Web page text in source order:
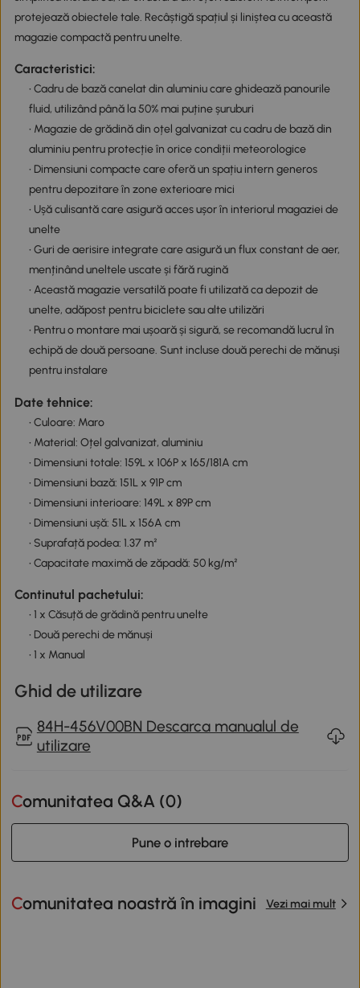
protejează obiectele tale. Recâștigă spațiul și liniștea cu această
magazie compactă pentru unelte.
Caracteristici:
• Cadru de bază canelat din aluminiu care ghidează panourile
fluid, utilizând până la 50% mai puține șuruburi
• Magazie de grădină din oțel galvanizat cu cadru de bază din
aluminiu pentru protecție în orice condiții meteorologice
• Dimensiuni compacte care oferă un spațiu intern generos
pentru depozitare în zone exterioare mici
• Ușă culisantă care asigură acces ușor în interiorul magaziei de
unelte
• Guri de aerisire integrate care asigură un flux constant de aer,
menținând uneltele uscate și fără rugină
• Această magazie versatilă poate fi utilizată ca depozit de
unelte, adăpost pentru biciclete sau alte utilizări
• Pentru o montare mai ușoară și sigură, se recomandă lucrul în
echipă de două persoane. Sunt incluse două perechi de mănuși
pentru instalare
Date tehnice:
• Culoare: Maro
• Material: Oțel galvanizat, aluminiu
• Dimensiuni totale: 159L x 106P x 165/181A cm
• Dimensiuni bază: 151L x 91P cm
• Dimensiuni interioare: 149L x 89P cm
• Dimensiuni ușă: 51L x 156A cm
• Suprafață podea: 1.37 m²
• Capacitate maximă de zăpadă: 50 kg/m²
Continutul pachetului:
• 1 x Căsuță de grădină pentru unelte
• Două perechi de mănuși
• 1 x Manual
Ghid de utilizare
84H-456V00BN Descarca manualul de
utilizare
Comunitatea Q&A (0)
Pune o intrebare
Comunitatea noastră în imagini Vezi mai mult